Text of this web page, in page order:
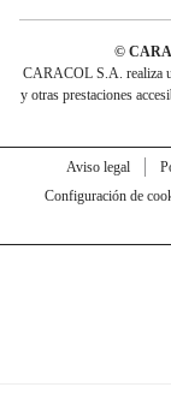
©
CARACOL S.A. realiza
y otras prestaciones
Aviso legal
Configuración de